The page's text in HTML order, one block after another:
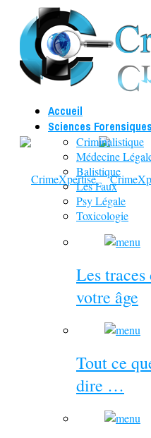
Accueil
Sciences Forensiques
Criminalistique
Médecine
Balistique
Les Faux
Psy Légale
Toxicologie
Les traces
votre âge
Tout ce
dire …